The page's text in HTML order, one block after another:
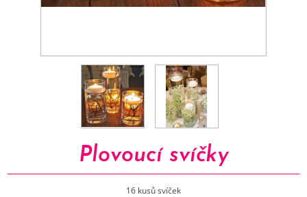
Plovoucí svíčky
16 kusů svíček